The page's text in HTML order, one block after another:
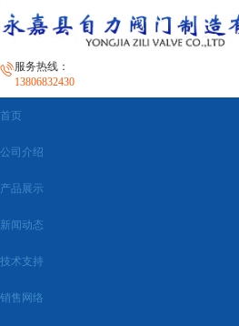
服务热线：
13806832430
首页
公司介绍
产品展示
新闻动态
技术支持
销售网络